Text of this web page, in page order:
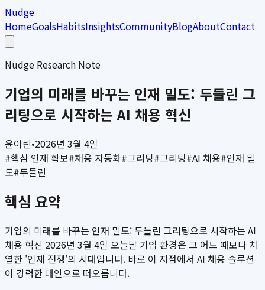
Nudge
HomeGoalsHabitsInsightsCommunityBlogAboutContact
Nudge Research Note
기업의 미래를 바꾸는 인재 밀도: 두들린 그
리팅으로 시작하는 AI 채용 혁신
윤아린•2026년 3월 4일
#핵심 인재 확보#채용 자동화#그리팅#그리팅#AI 채용#인재 밀
도#두들린
핵심 요약
기업의 미래를 바꾸는 인재 밀도: 두들린 그리팅으로 시작하는 AI
채용 혁신 2026년 3월 4일 오늘날 기업 환경은 그 어느 때보다 치
열한 '인재 전쟁'의 시대입니다. 바로 이 지점에서 AI 채용 솔루션
이 강력한 대안으로 떠오릅니다.